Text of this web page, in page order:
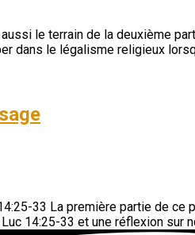
le terrain de la deuxième
dans le légalisme religieux
33 La première partie de ce
14:25-33 et une réflexion sur